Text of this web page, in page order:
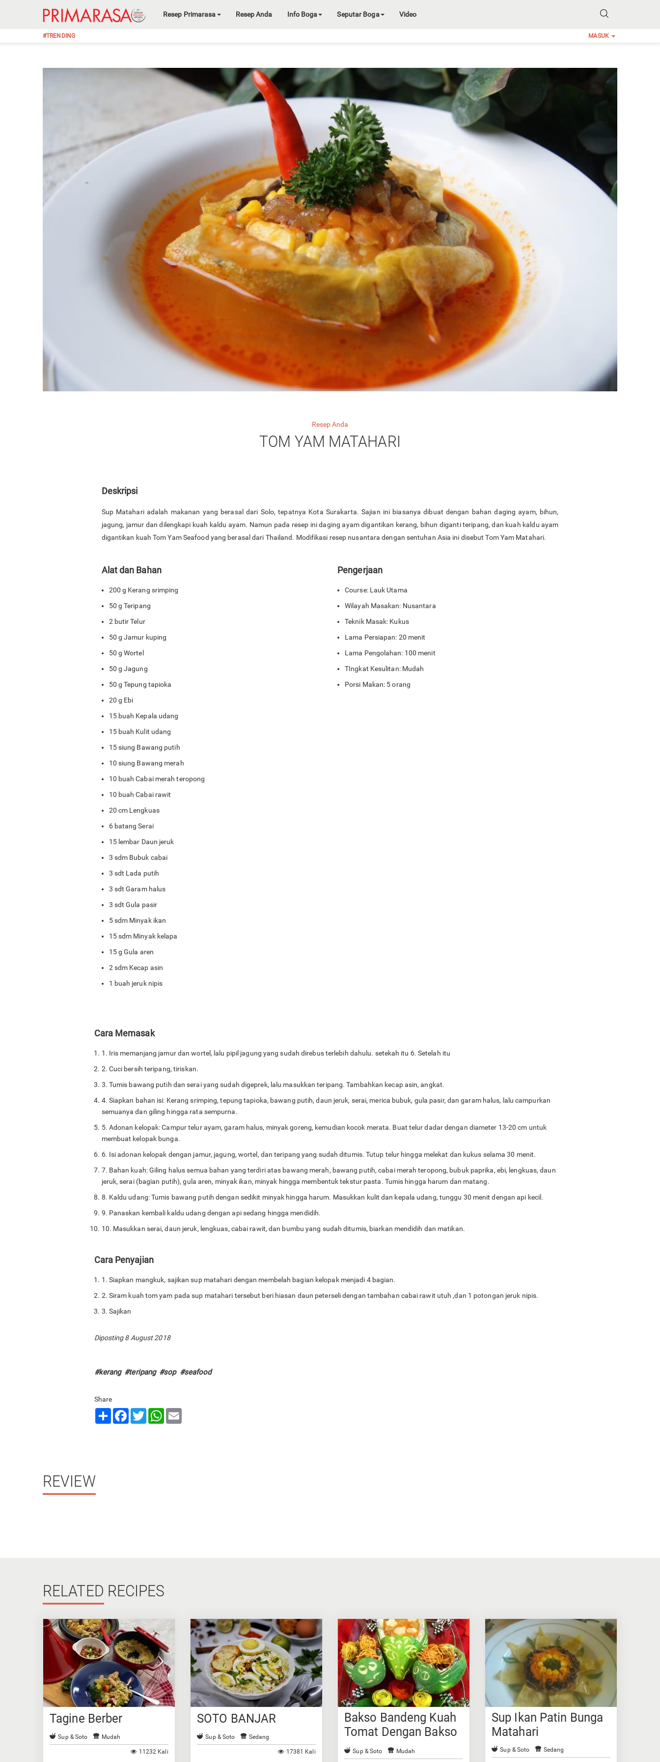
Resep Primarasa Resep Anda Info Boga Seputar Boga Video
#TRENDING MASUK
Resep Anda
TOM YAM MATAHARI
Deskripsi
Sup Matahari adalah makanan yang berasal dari Solo, tepatnya Kota Surakarta. Sajian ini biasanya dibuat dengan bahan daging ayam, bihun,
jagung, jamur dan dilengkapi kuah kaldu ayam. Namun pada resep ini daging ayam digantikan kerang, bihun diganti teripang, dan kuah kaldu ayam
digantikan kuah Tom Yam Seafood yang berasal dari Thailand. Modifikasi resep nusantara dengan sentuhan Asia ini disebut Tom Yam Matahari.
Alat dan Bahan
200 g Kerang srimping
50 g Teripang
2 butir Telur
50 g Jamur kuping
50 g Wortel
50 g Jagung
50 g Tepung tapioka
20 g Ebi
15 buah Kepala udang
15 buah Kulit udang
15 siung Bawang putih
10 siung Bawang merah
10 buah Cabai merah teropong
10 buah Cabai rawit
20 cm Lengkuas
6 batang Serai
15 lembar Daun jeruk
3 sdm Bubuk cabai
3 sdt Lada putih
3 sdt Garam halus
3 sdt Gula pasir
5 sdm Minyak ikan
15 sdm Minyak kelapa
15 g Gula aren
2 sdm Kecap asin
1 buah jeruk nipis
Pengerjaan
Course: Lauk Utama
Wilayah Masakan: Nusantara
Teknik Masak: Kukus
Lama Persiapan: 20 menit
Lama Pengolahan: 100 menit
TIngkat Kesulitan: Mudah
Porsi Makan: 5 orang
Cara Memasak
1. Iris memanjang jamur dan wortel, lalu pipil jagung yang sudah direbus terlebih dahulu. setekah itu 6. Setelah itu
2. Cuci bersih teripang, tiriskan.
3. Tumis bawang putih dan serai yang sudah digeprek, lalu masukkan teripang. Tambahkan kecap asin, angkat.
4. Siapkan bahan isi: Kerang srimping, tepung tapioka, bawang putih, daun jeruk, serai, merica bubuk, gula pasir, dan garam halus, lalu campurkan
semuanya dan giling hingga rata sempurna.
5. Adonan kelopak: Campur telur ayam, garam halus, minyak goreng, kemudian kocok merata. Buat telur dadar dengan diameter 13-20 cm untuk
membuat kelopak bunga.
6. Isi adonan kelopak dengan jamur, jagung, wortel, dan teripang yang sudah ditumis. Tutup telur hingga melekat dan kukus selama 30 menit.
7. Bahan kuah: Giling halus semua bahan yang terdiri atas bawang merah, bawang putih, cabai merah teropong, bubuk paprika, ebi, lengkuas, daun
jeruk, serai (bagian putih), gula aren, minyak ikan, minyak hingga membentuk tekstur pasta. Tumis hingga harum dan matang.
8. Kaldu udang: Tumis bawang putih dengan sedikit minyak hingga harum. Masukkan kulit dan kepala udang, tunggu 30 menit dengan api kecil.
9. Panaskan kembali kaldu udang dengan api sedang hingga mendidih.
10. Masukkan serai, daun jeruk, lengkuas, cabai rawit, dan bumbu yang sudah ditumis, biarkan mendidih dan matikan.
Cara Penyajian
1. Siapkan mangkuk, sajikan sup matahari dengan membelah bagian kelopak menjadi 4 bagian.
2. Siram kuah tom yam pada sup matahari tersebut beri hiasan daun peterseli dengan tambahan cabai rawit utuh ,dan 1 potongan jeruk nipis.
3. Sajikan
Diposting 8 August 2018
#kerang #teripang #sop #seafood
Share
ShareFacebook
TwitterWhatsApp
Email
REVIEW
RELATED RECIPES
Tagine Berber
Sup & Soto Mudah
11232 Kali
SOTO BANJAR
Sup & Soto Sedang
17381 Kali
Bakso Bandeng Kuah
Tomat Dengan Bakso
Bandeng Goreng Balut
Sup & Soto Mudah
Sup Ikan Patin Bunga
Matahari
Sup & Soto Sedang